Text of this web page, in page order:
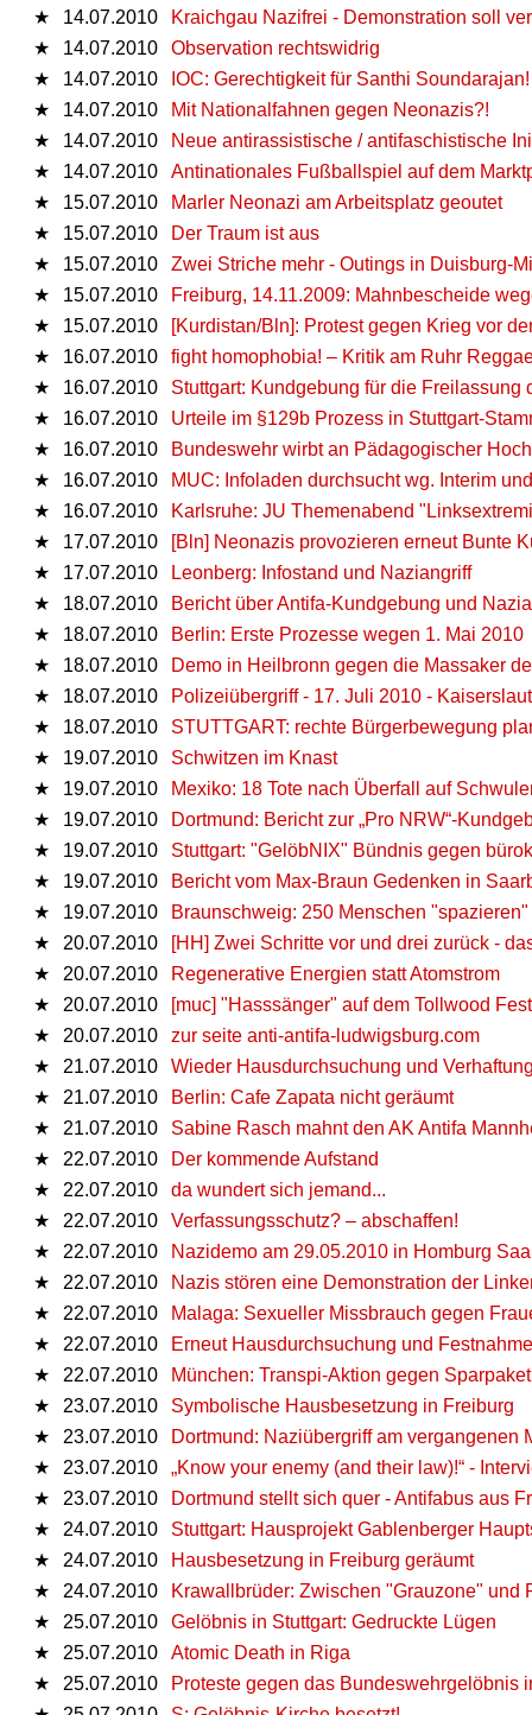
★
14.07.2010
Kraichgau Nazifrei - Demonstration soll
★
14.07.2010
Observation rechtswidrig
★
14.07.2010
IOC: Gerechtigkeit für Santhi Soundarajan!
★
14.07.2010
Mit Nationalfahnen gegen Neonazis?!
★
14.07.2010
Neue antirassistische / antifaschistische
★
14.07.2010
Antinationales Fußballspiel auf dem
★
15.07.2010
Marler Neonazi am Arbeitsplatz geoutet
★
15.07.2010
Der Traum ist aus
★
15.07.2010
Zwei Striche mehr - Outings in Duisburg-
★
15.07.2010
Freiburg, 14.11.2009: Mahnbescheide
★
15.07.2010
[Kurdistan/Bln]: Protest gegen Krieg vor
★
16.07.2010
fight homophobia! – Kritik am Ruhr
★
16.07.2010
Stuttgart: Kundgebung für die
★
16.07.2010
Urteile im §129b Prozess in Stuttgart-
★
16.07.2010
Bundeswehr wirbt an Pädagogischer
★
16.07.2010
MUC: Infoladen durchsucht wg. Interim
★
16.07.2010
Karlsruhe: JU Themenabend
★
17.07.2010
[Bln] Neonazis provozieren erneut Bunte
★
17.07.2010
Leonberg: Infostand und Naziangriff
★
18.07.2010
Bericht über Antifa-Kundgebung und
★
18.07.2010
Berlin: Erste Prozesse wegen 1. Mai 2010
★
18.07.2010
Demo in Heilbronn gegen die Massaker
★
18.07.2010
Polizeiübergriff - 17. Juli 2010 -
★
18.07.2010
STUTTGART: rechte Bürgerbewegung
★
19.07.2010
Schwitzen im Knast
★
19.07.2010
Mexiko: 18 Tote nach Überfall auf
★
19.07.2010
Dortmund: Bericht zur „Pro NRW“-
★
19.07.2010
Stuttgart: "GelöbNIX" Bündnis gegen
★
19.07.2010
Bericht vom Max-Braun Gedenken in
★
19.07.2010
Braunschweig: 250 Menschen
★
20.07.2010
[HH] Zwei Schritte vor und drei zurück -
★
20.07.2010
Regenerative Energien statt Atomstrom
★
20.07.2010
[muc] "Hasssänger" auf dem Tollwood
★
20.07.2010
zur seite anti-antifa-ludwigsburg.com
★
21.07.2010
Wieder Hausdurchsuchung und
★
21.07.2010
Berlin: Cafe Zapata nicht geräumt
★
21.07.2010
Sabine Rasch mahnt den AK Antifa
★
22.07.2010
Der kommende Aufstand
★
22.07.2010
da wundert sich jemand...
★
22.07.2010
Verfassungsschutz? – abschaffen!
★
22.07.2010
Nazidemo am 29.05.2010 in Homburg
★
22.07.2010
Nazis stören eine Demonstration der
★
22.07.2010
Malaga: Sexueller Missbrauch gegen
★
22.07.2010
Erneut Hausdurchsuchung und
★
22.07.2010
München: Transpi-Aktion gegen Sparpaket
★
23.07.2010
Symbolische Hausbesetzung in Freiburg
★
23.07.2010
Dortmund: Naziübergriff am vergangenen
★
23.07.2010
„Know your enemy (and their law)!“ -
★
23.07.2010
Dortmund stellt sich quer - Antifabus aus
★
24.07.2010
Stuttgart: Hausprojekt Gablenberger
★
24.07.2010
Hausbesetzung in Freiburg geräumt
★
24.07.2010
Krawallbrüder: Zwischen "Grauzone" und
★
25.07.2010
Gelöbnis in Stuttgart: Gedruckte Lügen
★
25.07.2010
Atomic Death in Riga
★
25.07.2010
Proteste gegen das Bundeswehrgelöbnis